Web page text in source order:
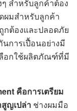
สำหรับลูกค้าต้อง
ผมสำหรับลูกค้า
กต้องและปลอดภัย
การเปื้อนอย่างมี
อกใช้ผลิตภัณฑ์ที่มี
คือการเตรียม
สูญเปล่า ช่างผมมือ